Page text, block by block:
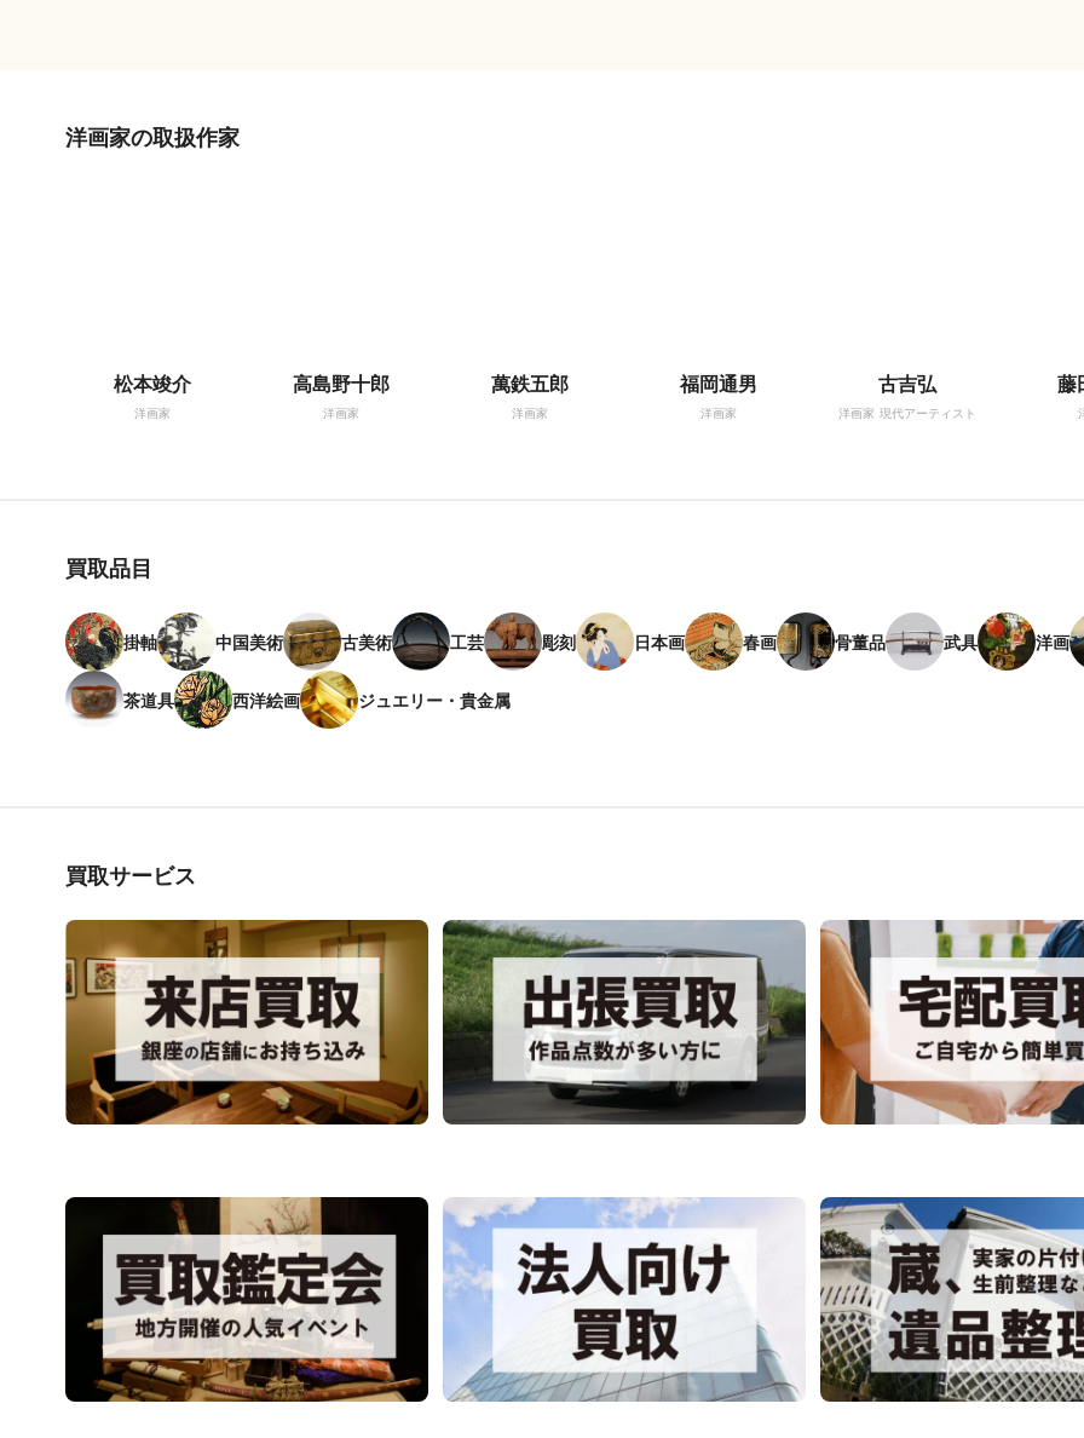
洋画家の取扱作家
松本竣介
洋画家
高島野十郎
洋画家
萬鉄五郎
洋画家
福岡通男
洋画家
古吉弘
洋画家 現代アーティスト
藤
買取品目
掛軸 中国美術 古美術 工芸 彫刻 日本画 春画 骨董品 武具 洋画
茶道具 西洋絵画 ジュエリー・貴金属
買取サービス